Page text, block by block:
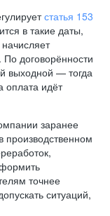
статья 153
в такие даты,
договорённости
выходной — тогда
оплата идёт
заранее
точнее
ситуаций,